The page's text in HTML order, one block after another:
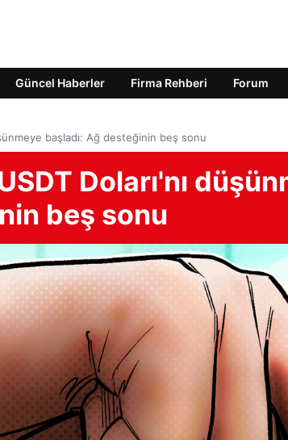
Güncel Haberler Firma Rehberi Forum
başladı: Ağ desteğinin beş sonu
Doları'nı
beş sonu